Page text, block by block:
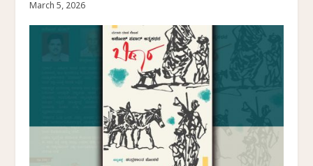
March 5, 2026